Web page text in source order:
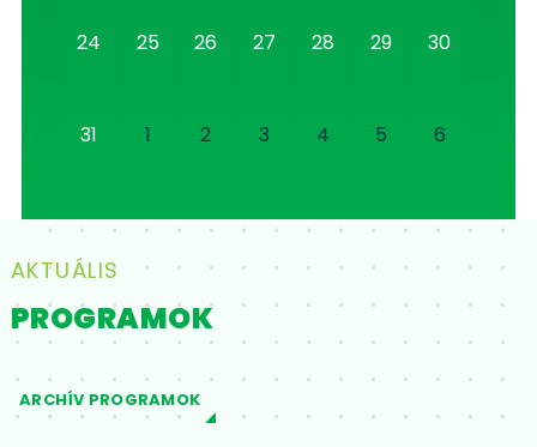
24 25 26 27 28 29 30
31 1 2 3 4 5 6
AKTUÁLIS
PROGRAMOK
ARCHÍV PROGRAMOK